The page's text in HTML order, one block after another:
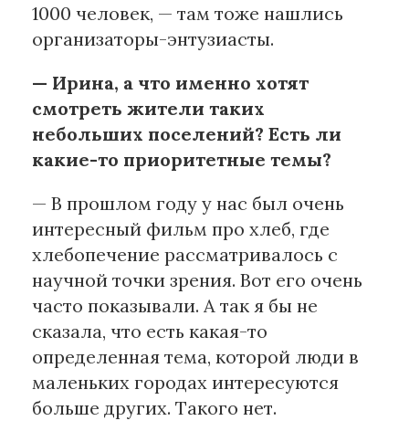
1000 человек, — там тоже нашлись
организаторы-энтузиасты.
— Ирина, а что именно хотят
смотреть жители таких
небольших поселений? Есть ли
какие-то приоритетные темы?
— В прошлом году у нас был очень
интересный фильм про хлеб, где
хлебопечение рассматривалось с
научной точки зрения. Вот его очень
часто показывали. А так я бы не
сказала, что есть какая-то
определенная тема, которой люди в
маленьких городах интересуются
больше других. Такого нет.